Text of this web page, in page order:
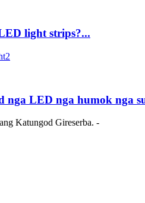
light strips?...
nga LED nga humok nga
Katungod Gireserba. -